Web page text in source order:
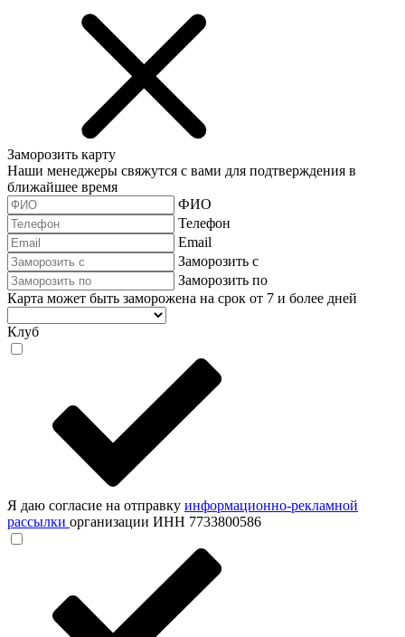
Заморозить карту
Наши менеджеры свяжутся с вами для подтверждения в
ближайшее время
ФИО
Телефон
Email
Заморозить с
Заморозить по
Карта может быть заморожена на срок от 7 и более дней
Клуб
Я даю согласие на отправку информационно-рекламной
рассылки организации ИНН 7733800586